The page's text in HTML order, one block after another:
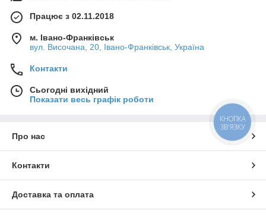
Працює з 02.11.2018
м. Івано-Франківськ
вул. Височана, 20, Івано-Франківськ, Україна
Контакти
Сьогодні вихідний
Показати весь графік роботи
Про нас
Контакти
Доставка та оплата
КНОПКА
ЗВ'ЯЗКУ